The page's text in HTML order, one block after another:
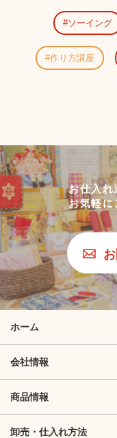
ソーイング
作り方講座
お仕入れ
お気軽に
ホーム
会社情報
商品情報
卸売・仕入れ方法